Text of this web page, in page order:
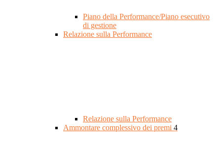
Piano della Performance/Piano esecutivo
di gestione
Relazione sulla Performance
Relazione sulla Performance
Ammontare complessivo dei premi 4